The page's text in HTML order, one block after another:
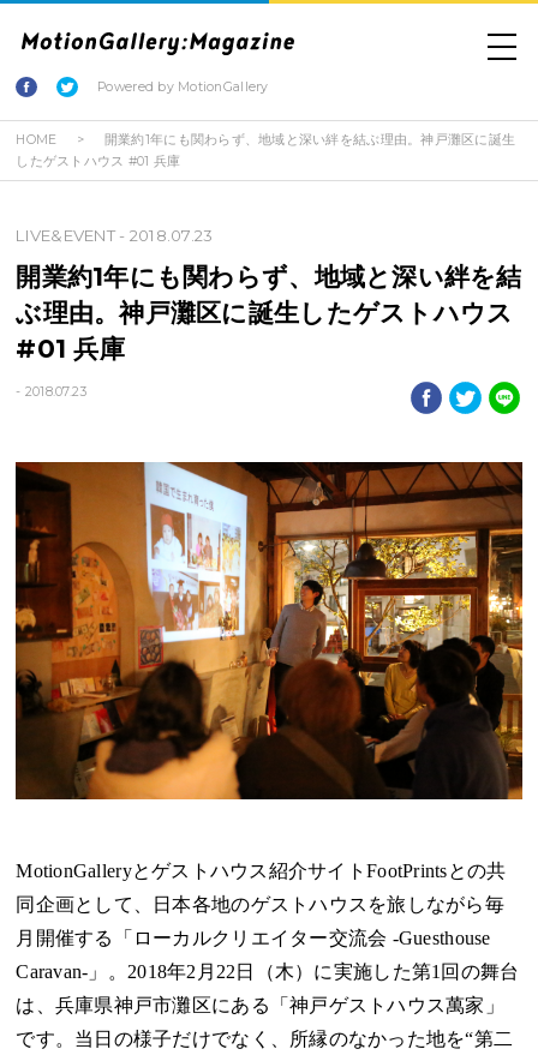
Powered by MotionGallery
HOME
開業約1年にも関わらず、地域と深い絆を結ぶ理由。神戸灘区に誕生
したゲストハウス #01 兵庫
LIVE&EVENT - 2018.07.23
開業約1年にも関わらず、地域と深い絆を結
ぶ理由。神戸灘区に誕生したゲストハウス
#01 兵庫
- 2018.07.23
MotionGalleryとゲストハウス紹介サイトFootPrintsとの共
同企画として、日本各地のゲストハウスを旅しながら毎
月開催する「ローカルクリエイター交流会 -Guesthouse
Caravan-」。2018年2月22日（木）に実施した第1回の舞台
は、兵庫県神戸市灘区にある「神戸ゲストハウス萬家」
です。当日の様子だけでなく、所縁のなかった地を“第二